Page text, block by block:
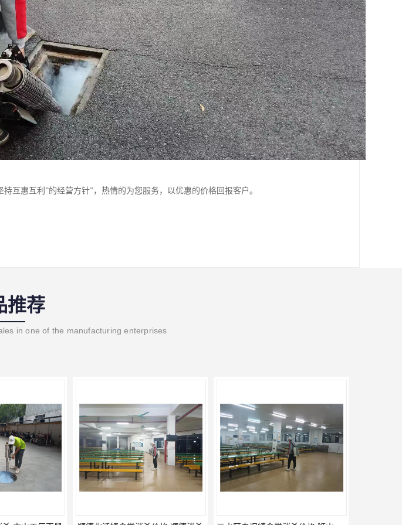
互惠互利”的经营方针”，热情的为您服务，以优惠的价格回报客户。
推荐
in one of the manufacturing enterprises